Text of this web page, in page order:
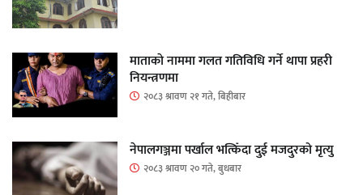
माताकाे नाममा गलत गतिविधि गर्ने थापा प्रहरी
नियन्त्रणमा
२०८३ श्रावण २१ गते, बिहीबार
नेपालगञ्जमा पर्खाल भत्किँदा दुई मजदुरको मृत्यु
२०८३ श्रावण २० गते, बुधबार